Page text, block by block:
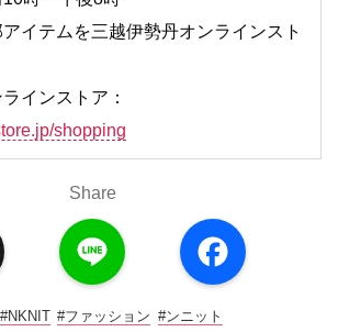
イテムを三越伊勢丹オンラインスト
インストア：
shopping
Share
a
c
#NKNIT #ファッション #ンニット